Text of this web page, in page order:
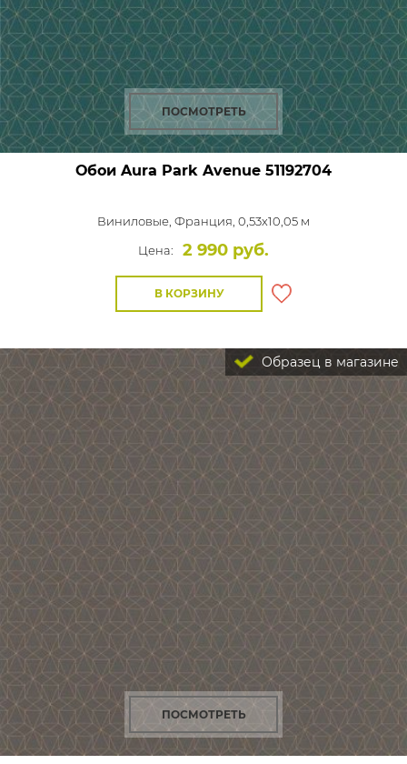
ПОСМОТРЕТЬ
Обои Aura Park Avenue 51192704
Виниловые, Франция, 0,53x10,05 м
Цена:
2 990 руб.
В КОРЗИНУ
Образец в магазине
ПОСМОТРЕТЬ